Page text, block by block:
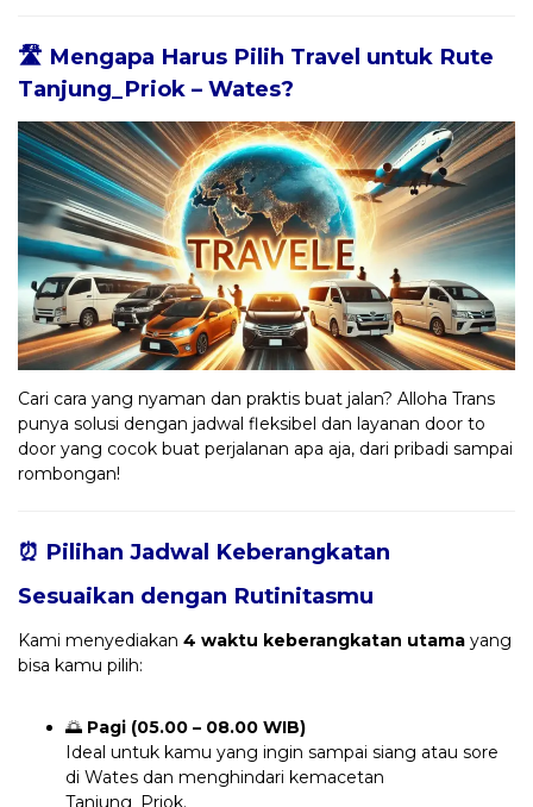
🛣️ Mengapa Harus Pilih Travel untuk Rute
Tanjung_Priok – Wates?
Cari cara yang nyaman dan praktis buat jalan? Alloha Trans
punya solusi dengan jadwal fleksibel dan layanan door to
door yang cocok buat perjalanan apa aja, dari pribadi sampai
rombongan!
⏰ Pilihan Jadwal Keberangkatan
Sesuaikan dengan Rutinitasmu
Kami menyediakan 4 waktu keberangkatan utama yang
bisa kamu pilih:
🌅 Pagi (05.00 – 08.00 WIB)
Ideal untuk kamu yang ingin sampai siang atau sore
di Wates dan menghindari kemacetan
Tanjung_Priok.